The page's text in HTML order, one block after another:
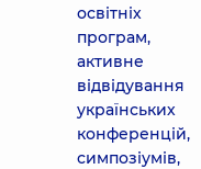
освітніх
програм,
активне
відвідування
українських
конференцій,
симпозіумів,